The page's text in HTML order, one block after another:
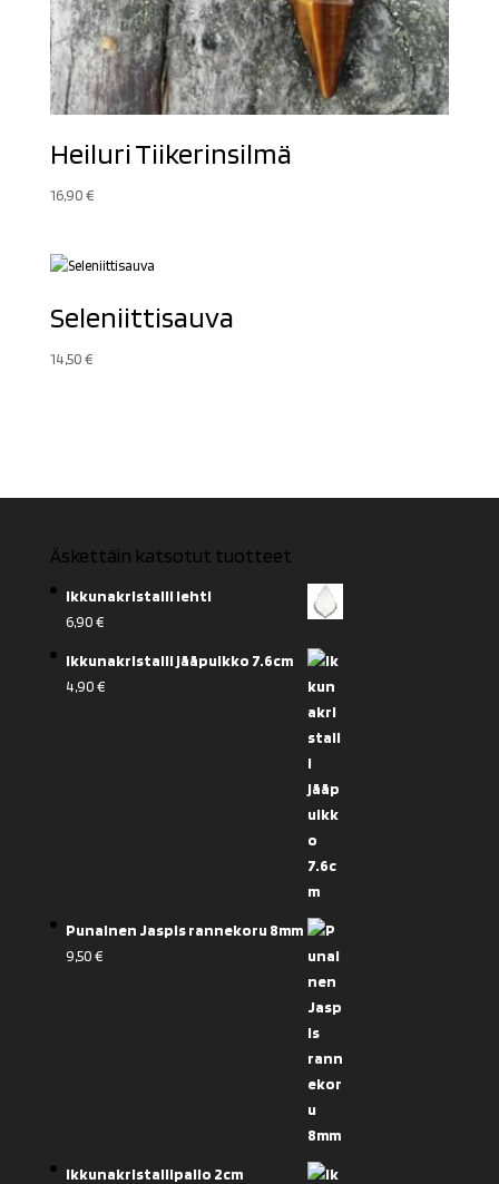
Heiluri Tiikerinsilmä
16,90€
Seleniittisauva
14,50€
Äskettäin katsotut tuotteet
Ikkunakristalli lehti
6,90€
Ikkunakristalli jääpuikko 7.6cm
4,90€
Punainen Jaspis rannekoru 8mm
9,50€
Ikkunakristallipallo 2cm